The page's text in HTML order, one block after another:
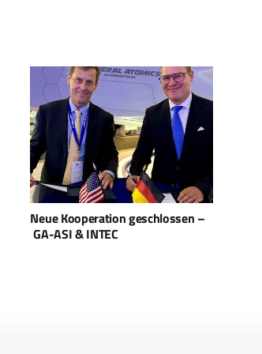
Neue Staatssekretäre im BMVg –
Entscheidung getroffen